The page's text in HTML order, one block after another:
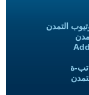
التمدن
ة